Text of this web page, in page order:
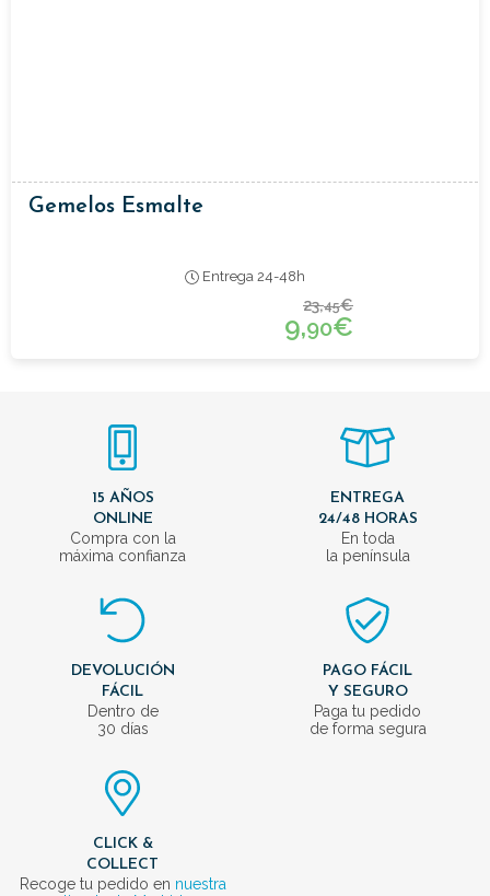
Gemelos Esmalte
Entrega 24-48h
23,45€
9,90€
15 AÑOS
ONLINE
Compra con la
máxima confianza
ENTREGA
24/48 HORAS
En toda
la península
DEVOLUCIÓN
FÁCIL
Dentro de
30 días
PAGO FÁCIL
Y SEGURO
Paga tu pedido
de forma segura
CLICK &
COLLECT
Recoge tu pedido en nuestra